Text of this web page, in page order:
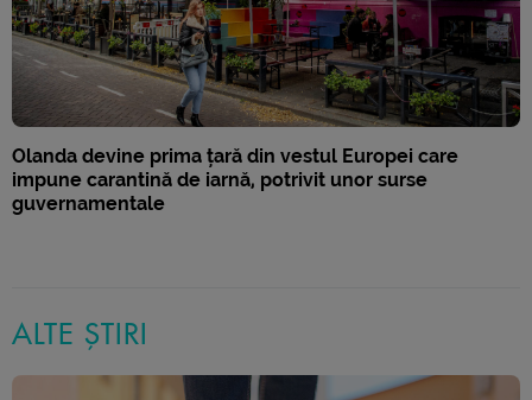
Olanda devine prima țară din vestul Europei care
impune carantină de iarnă, potrivit unor surse
guvernamentale
ALTE ȘTIRI